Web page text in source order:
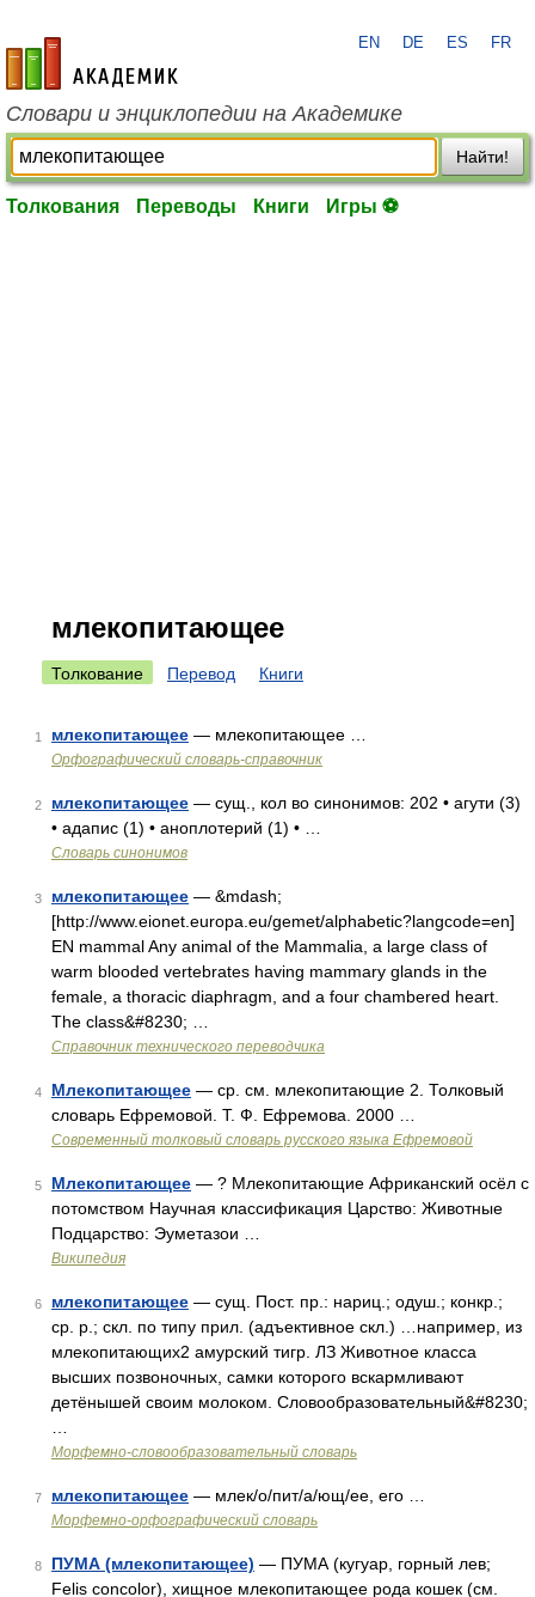
academic.ru
EN DE ES FR
Словари и энциклопедии на Академике
Найти!
Толкования Переводы Книги Игры ⚽
млекопитающее
Толкование Перевод Книги
1 млекопитающее — млекопитающее …
Орфографический словарь-справочник
2 млекопитающее — сущ., кол во синонимов: 202 • агути (3)
• адапис (1) • аноплотерий (1) • …
Словарь синонимов
3 млекопитающее — &mdash;
[http://www.eionet.europa.eu/gemet/alphabetic?langcode=en]
EN mammal Any animal of the Mammalia, a large class of
warm blooded vertebrates having mammary glands in the
female, a thoracic diaphragm, and a four chambered heart.
The class&#8230; …
Справочник технического переводчика
4 Млекопитающее — ср. см. млекопитающие 2. Толковый
словарь Ефремовой. Т. Ф. Ефремова. 2000 …
Современный толковый словарь русского языка Ефремовой
5 Млекопитающее — ? Млекопитающие Африканский осёл с
потомством Научная классификация Царство: Животные
Подцарство: Эуметазои …
Википедия
6 млекопитающее — сущ. Пост. пр.: нариц.; одуш.; конкр.;
ср. р.; скл. по типу прил. (адъективное скл.) …например, из
млекопитающих2 амурский тигр. ЛЗ Животное класса
высших позвоночных, самки которого вскармливают
детёнышей своим молоком. Словообразовательный&#8230;
Морфемно-словообразовательный словарь
7 млекопитающее — млек/о/пит/а/ющ/ее, его …
Морфемно-орфографический словарь
8 ПУМА (млекопитающее) — ПУМА (кугуар, горный лев;
Felis concolor), хищное млекопитающее рода кошек (см.